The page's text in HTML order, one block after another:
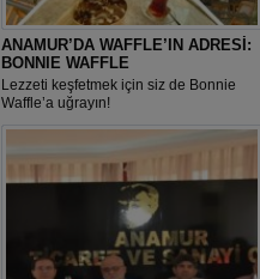
ANAMUR’DA WAFFLE’IN ADRESİ:
BONNIE WAFFLE
Lezzeti keşfetmek için siz de Bonnie
Waffle’a uğrayın!